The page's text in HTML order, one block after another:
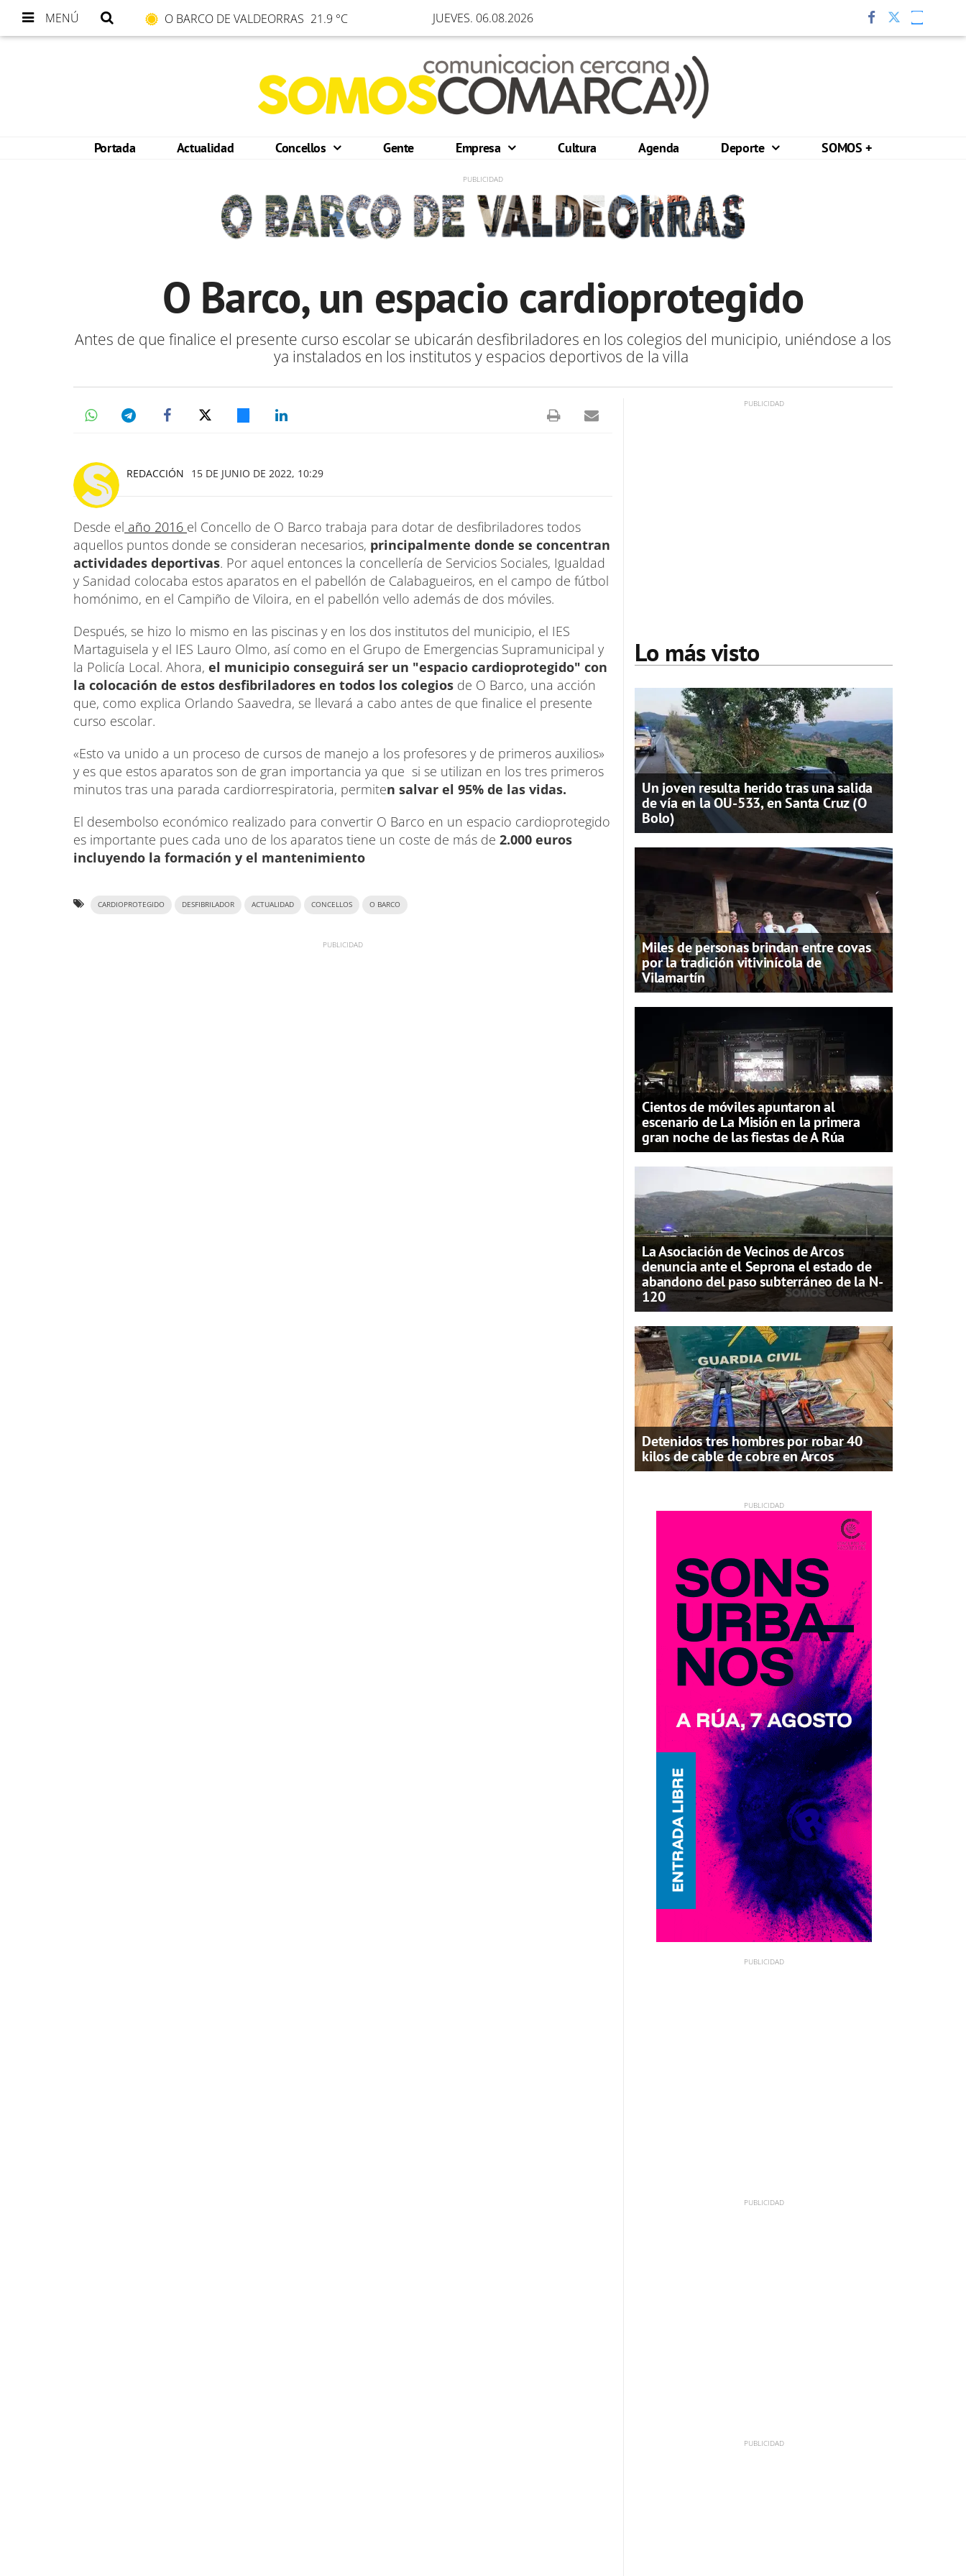
MENÚ O BARCO DE VALDEORRAS 21.9 °C JUEVES. 06.08.2026
Portada Actualidad Concellos Gente Empresa Cultura Agenda Deporte SOMOS +
O Barco, un espacio cardioprotegido
Antes de que finalice el presente curso escolar se ubicarán desfibriladores en los colegios del municipio, uniéndose a los
ya instalados en los institutos y espacios deportivos de la villa
REDACCIÓN 15 DE JUNIO DE 2022, 10:29
Desde el año 2016 el Concello de O Barco trabaja para dotar de desfibriladores todos
aquellos puntos donde se consideran necesarios, principalmente donde se concentran
actividades deportivas. Por aquel entonces la concellería de Servicios Sociales, Igualdad
y Sanidad colocaba estos aparatos en el pabellón de Calabagueiros, en el campo de fútbol
homónimo, en el Campiño de Viloira, en el pabellón vello además de dos móviles.
Después, se hizo lo mismo en las piscinas y en los dos institutos del municipio, el IES
Martaguisela y el IES Lauro Olmo, así como en el Grupo de Emergencias Supramunicipal y
la Policía Local. Ahora, el municipio conseguirá ser un "espacio cardioprotegido" con
la colocación de estos desfibriladores en todos los colegios de O Barco, una acción
que, como explica Orlando Saavedra, se llevará a cabo antes de que finalice el presente
curso escolar.
«Esto va unido a un proceso de cursos de manejo a los profesores y de primeros auxilios»
y es que estos aparatos son de gran importancia ya que si se utilizan en los tres primeros
minutos tras una parada cardiorrespiratoria, permiten salvar el 95% de las vidas.
El desembolso económico realizado para convertir O Barco en un espacio cardioprotegido
es importante pues cada uno de los aparatos tiene un coste de más de 2.000 euros
incluyendo la formación y el mantenimiento
CARDIOPROTEGIDO DESFIBRILADOR ACTUALIDAD CONCELLOS O BARCO
Lo más visto
Un joven resulta herido tras una salida
de vía en la OU-533, en Santa Cruz (O
Bolo)
Miles de personas brindan entre covas
por la tradición vitivinícola de
Vilamartín
Cientos de móviles apuntaron al
escenario de La Misión en la primera
gran noche de las fiestas de A Rúa
La Asociación de Vecinos de Arcos
denuncia ante el Seprona el estado de
abandono del paso subterráneo de la N-
120
Detenidos tres hombres por robar 40
kilos de cable de cobre en Arcos